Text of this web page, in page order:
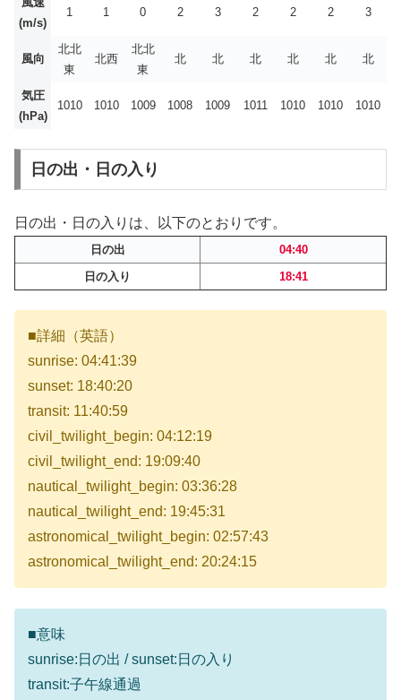
(m/s)
1 1 0 2 3 2 2 2 3
風向
北北
東
北西
北北
東
北 北 北 北 北 北
気圧
(hPa)
1010 1010 1009 1008 1009 1011 1010 1010 1010
日の出・日の入り
日の出・日の入りは、以下のとおりです。
日の出
04:40
日の入り
18:41
■詳細（英語）
sunrise: 04:41:39
sunset: 18:40:20
transit: 11:40:59
civil_twilight_begin: 04:12:19
civil_twilight_end: 19:09:40
nautical_twilight_begin: 03:36:28
nautical_twilight_end: 19:45:31
astronomical_twilight_begin: 02:57:43
astronomical_twilight_end: 20:24:15
■意味
sunrise:日の出 / sunset:日の入り
transit:子午線通過